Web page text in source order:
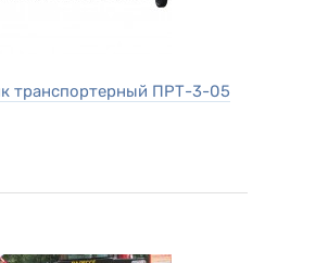
транспортерный ПРТ-3-05